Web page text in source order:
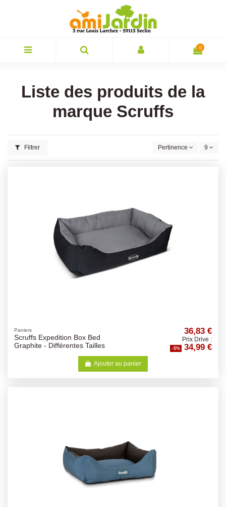
0
Liste des produits de la
marque Scruffs
Filtrer Pertinence 9
Paniers
Scruffs Expedition Box Bed
Graphite - Différentes Tailles
36,83 €
Prix Drive :
-5% 34,99 €
Ajouter au panier